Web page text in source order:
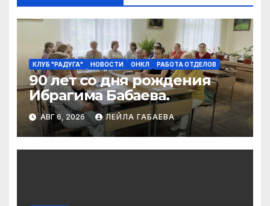
КЛУБ "РАДУГА" НОВОСТИ ОНКЛ РАБОТА ОТДЕЛОВ
90 лет со дня рождения
Ибрагима Бабаева.
АВГ 6, 2026 ЛЕЙЛА ГАБАЕВА